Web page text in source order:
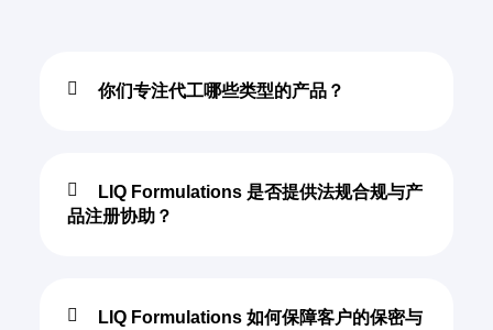
你们专注代工哪些类型的产品？
LIQ Formulations 是否提供法规合规与产
品注册协助？
LIQ Formulations 如何保障客户的保密与